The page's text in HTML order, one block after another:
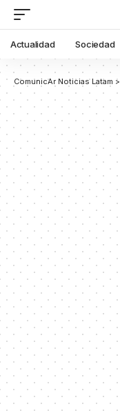
Actualidad Sociedad
ComunicAr Noticias Latam >